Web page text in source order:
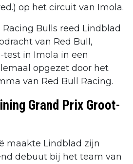
op het circuit van Imola.
Bulls reed Lindblad
van Red Bull,
test in Imola in een
opgezet door het
van Red Bull Racing.
Grand Prix Groot-
maakte Lindblad zijn
debuut bij het team van